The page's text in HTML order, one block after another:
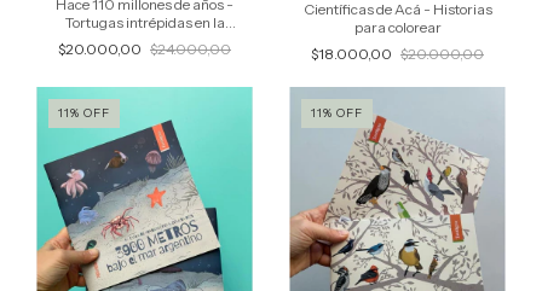
Hace 110 millones de años -
Tortugas intrépidas en la
Patagonia
$20.000,00 $24.000,00
Científicas de Acá - Historias
para colorear
$18.000,00 $20.000,00
11% OFF 11% OFF